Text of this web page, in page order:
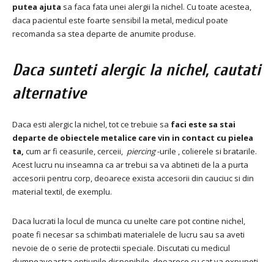
putea ajuta sa faca fata unei alergii la nichel. Cu toate acestea,
daca pacientul este foarte sensibil la metal, medicul poate
recomanda sa stea departe de anumite produse.
Daca sunteti alergic la nichel, cautati
alternative
Daca esti alergic la nichel, tot ce trebuie sa faci este sa stai
departe de obiectele metalice care vin in contact cu pielea
ta, cum ar fi ceasurile, cerceii, piercing-urile , colierele si bratarile.
Acest lucru nu inseamna ca ar trebui sa va abtineti de la a purta
accesorii pentru corp, deoarece exista accesorii din cauciuc si din
material textil, de exemplu.
Daca lucrati la locul de munca cu unelte care pot contine nichel,
poate fi necesar sa schimbati materialele de lucru sau sa aveti
nevoie de o serie de protectii speciale. Discutati cu medicul